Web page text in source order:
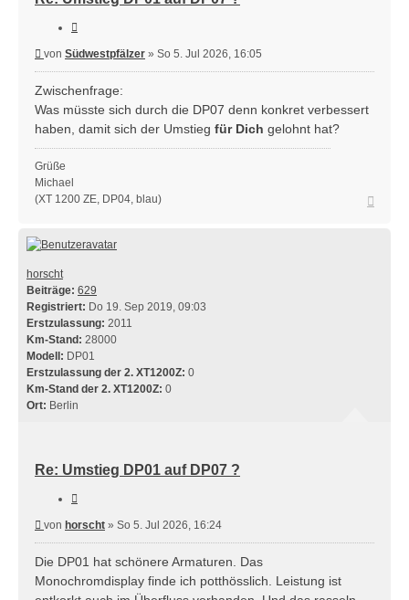
Beitrag
von Südwestpfälzer » So 5. Jul 2026, 16:05
Zwischenfrage:
Was müsste sich durch die DP07 denn konkret verbessert
haben, damit sich der Umstieg für Dich gelohnt hat?
Grüße
Michael
(XT 1200 ZE, DP04, blau)
horscht
Beiträge: 629
Registriert: Do 19. Sep 2019, 09:03
Erstzulassung: 2011
Km-Stand: 28000
Modell: DP01
Erstzulassung der 2. XT1200Z: 0
Km-Stand der 2. XT1200Z: 0
Ort: Berlin
Re: Umstieg DP01 auf DP07 ?
Beitrag
von horscht » So 5. Jul 2026, 16:24
Die DP01 hat schönere Armaturen. Das
Monochromdisplay finde ich potthösslich. Leistung ist